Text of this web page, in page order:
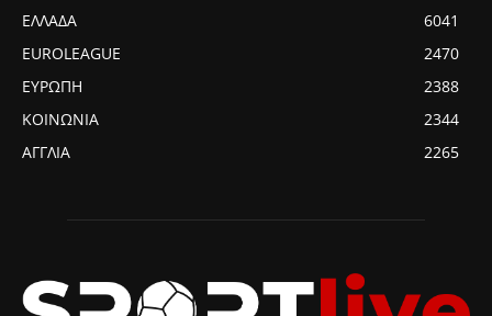
ΕΛΛΑΔΑ
6041
EUROLEAGUE
2470
ΕΥΡΩΠΗ
2388
ΚΟΙΝΩΝΙΑ
2344
ΑΓΓΛΙΑ
2265